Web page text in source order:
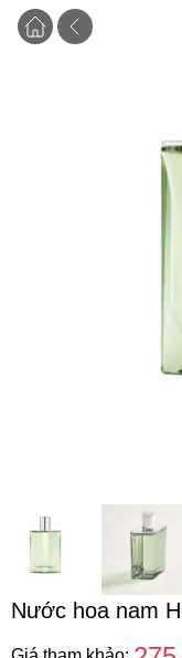
Nước hoa nam